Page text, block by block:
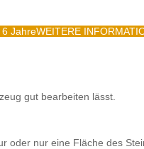
6 JahreWEITERE
gut bearbeiten lässt.
oder nur eine Fläche des